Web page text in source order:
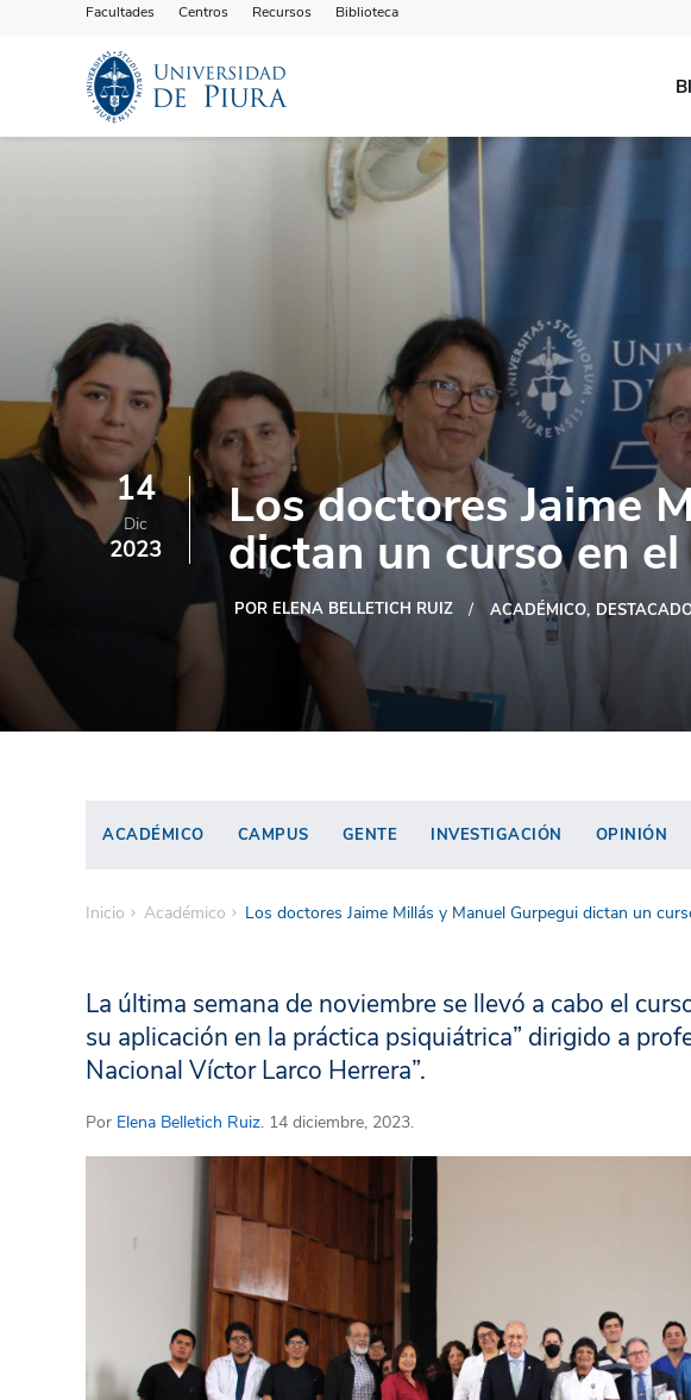
Facultades Centros Recursos Biblioteca
14
Dic
2023
Los doctores Jaime
dictan un curso en
POR ELENA BELLETICH RUIZ ACADÉMICO
ACADÉMICO CAMPUS GENTE INVESTIGACIÓN OPINIÓN
Inicio Académico Los doctores Jaime Millás y Manuel Gurpegui dictan un
La última semana de noviembre se llevó a cabo el
su aplicación en la práctica psiquiátrica” dirigido a
Nacional Víctor Larco Herrera”.
Por Elena Belletich Ruiz. 14 diciembre, 2023.